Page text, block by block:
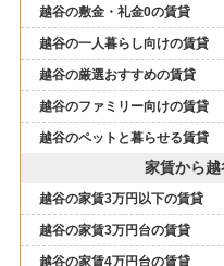
越谷の敷金・礼金0の賃貸
越谷の一人暮らし向けの賃貸
越谷の厳選おすすめの賃貸
越谷のファミリー向けの賃貸
越谷のペットと暮らせる賃貸
家賃から
越谷の家賃3万円以下の賃貸
越谷の家賃3万円台の賃貸
越谷の家賃4万円台の賃貸